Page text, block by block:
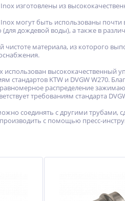
Inox изготовлены из
Inox могут быть использованы
(для дождевой воды), а также в
чистоте материала, из которого
использован
стандартов KTW и DVGW W270.
распределение
требованиям стандарта
соединять с другими трубами,
с помощью пресс-